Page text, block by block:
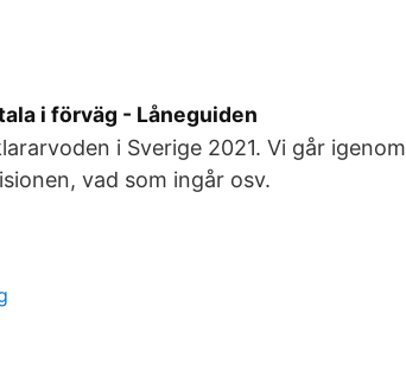
i förväg - Låneguiden
i Sverige 2021. Vi går igenom
vad som ingår osv.